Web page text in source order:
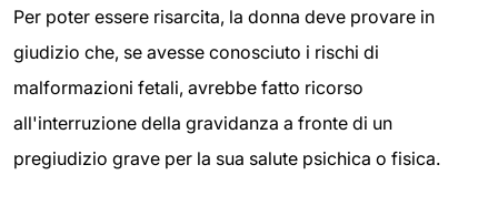
Per poter essere risarcita, la donna deve provare in
giudizio che, se avesse conosciuto i rischi di
malformazioni fetali, avrebbe fatto ricorso
all'interruzione della gravidanza a fronte di un
pregiudizio grave per la sua salute psichica o fisica.